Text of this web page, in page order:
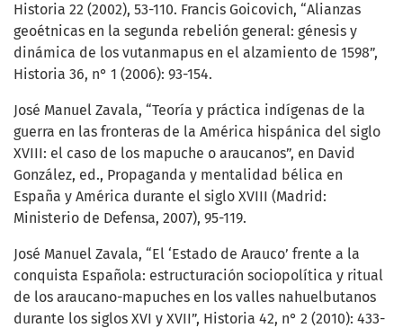
Historia 22 (2002), 53-110. Francis Goicovich, “Alianzas
geoétnicas en la segunda rebelión general: génesis y
dinámica de los vutanmapus en el alzamiento de 1598”,
Historia 36, n° 1 (2006): 93-154.
José Manuel Zavala, “Teoría y práctica indígenas de la
guerra en las fronteras de la América hispánica del siglo
XVIII: el caso de los mapuche o araucanos”, en David
González, ed., Propaganda y mentalidad bélica en
España y América durante el siglo XVIII (Madrid:
Ministerio de Defensa, 2007), 95-119.
José Manuel Zavala, “El ‘Estado de Arauco’ frente a la
conquista Española: estructuración sociopolítica y ritual
de los araucano-mapuches en los valles nahuelbutanos
durante los siglos XVI y XVII”, Historia 42, n° 2 (2010): 433-